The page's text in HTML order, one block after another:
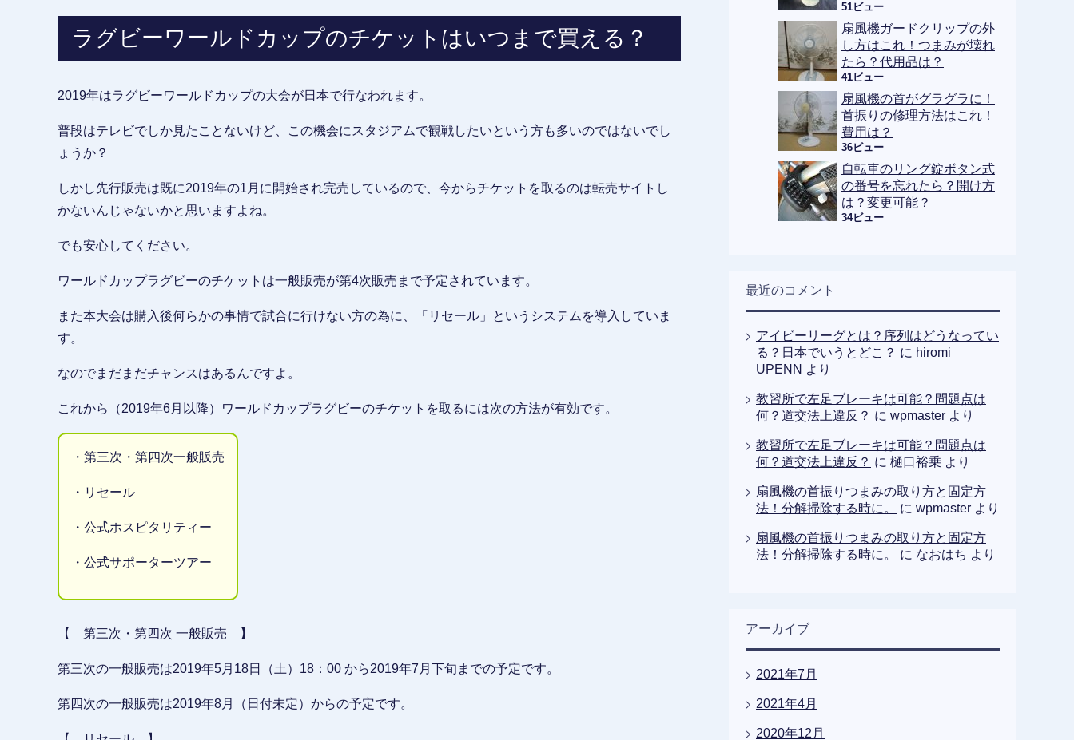
ラグビーワールドカップのチケットはいつまで買える？
2019年はラグビーワールドカップの大会が日本で行なわれます。
普段はテレビでしか見たことないけど、この機会にスタジアムで観戦したいという方も多いのではないでし
ょうか？
しかし先行販売は既に2019年の1月に開始され完売しているので、今からチケットを取るのは転売サイトし
かないんじゃないかと思いますよね。
でも安心してください。
ワールドカップラグビーのチケットは一般販売が第4次販売まで予定されています。
また本大会は購入後何らかの事情で試合に行けない方の為に、「リセール」というシステムを導入していま
す。
なのでまだまだチャンスはあるんですよ。
これから（2019年6月以降）ワールドカップラグビーのチケットを取るには次の方法が有効です。
・第三次・第四次一般販売
・リセール
・公式ホスピタリティー
・公式サポーターツアー
【 第三次・第四次 一般販売 】
第三次の一般販売は2019年5月18日（土）18：00 から2019年7月下旬までの予定です。
第四次の一般販売は2019年8月（日付未定）からの予定です。
51ビュー
扇風機ガードクリップの外
し方はこれ！つまみが壊れ
たら？代用品は？
41ビュー
扇風機の首がグラグラに！
首振りの修理方法はこれ！
費用は？
36ビュー
自転車のリング錠ボタン式
の番号を忘れたら？開け方
は？変更可能？
34ビュー
最近のコメント
アイビーリーグとは？序列はどうなってい
る？日本でいうとどこ？ に hiromi
UPENN より
教習所で左足ブレーキは可能？問題点は
何？道交法上違反？ に wpmaster より
教習所で左足ブレーキは可能？問題点は
何？道交法上違反？ に 樋口裕乗 より
扇風機の首振りつまみの取り方と固定方
法！分解掃除する時に。
に wpmaster より
扇風機の首振りつまみの取り方と固定方
法！分解掃除する時に。
に なおはち より
アーカイブ
2021年7月
2021年4月
2020年12月